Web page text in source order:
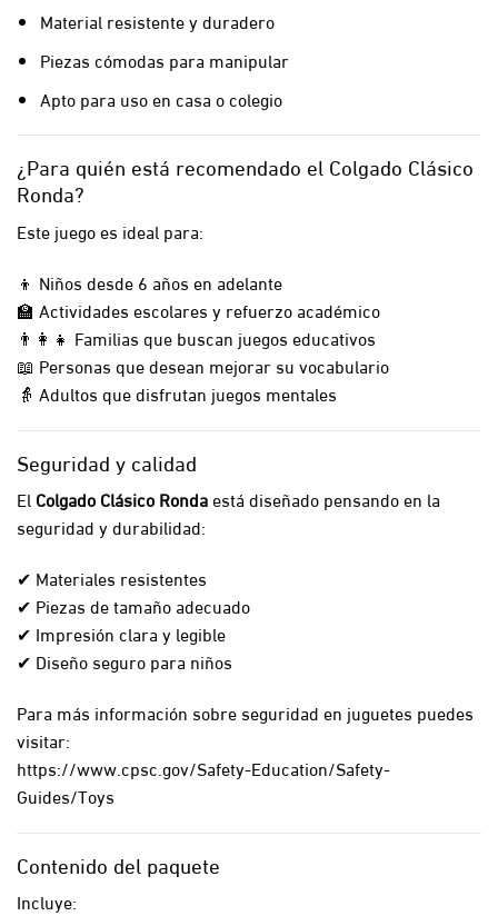
Material resistente y duradero
Piezas cómodas para manipular
Apto para uso en casa o colegio
¿Para quién está recomendado el Colgado Clásico
Ronda?
Este juego es ideal para:
👦 Niños desde 6 años en adelante
🏫 Actividades escolares y refuerzo académico
👨‍👩‍👧 Familias que buscan juegos educativos
📖 Personas que desean mejorar su vocabulario
👵 Adultos que disfrutan juegos mentales
Seguridad y calidad
El Colgado Clásico Rondaestá diseñado pensando en la
seguridad y durabilidad:
✔ Materiales resistentes
✔ Piezas de tamaño adecuado
✔ Impresión clara y legible
✔ Diseño seguro para niños
Para más información sobre seguridad en juguetes puedes
visitar:
https://www.cpsc.gov/Safety-Education/Safety-
Guides/Toys
Contenido del paquete
Incluye: